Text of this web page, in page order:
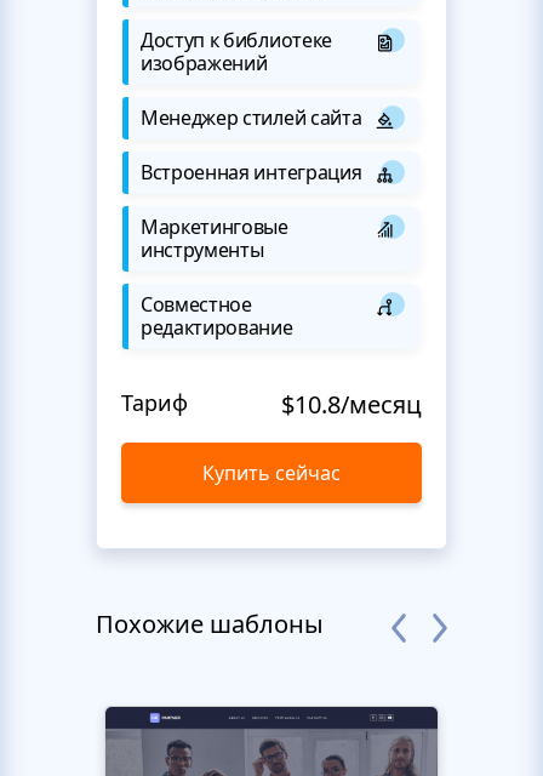
Доступ к библиотеке
изображений
Менеджер стилей сайта
Встроенная интеграция
Маркетинговые
инструменты
Совместное
редактирование
Тариф $10.8/месяц
Купить сейчас
Похожие шаблоны